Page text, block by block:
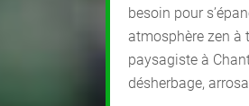
besoin pour
atmosphère zen à
paysagiste à
désherbage,